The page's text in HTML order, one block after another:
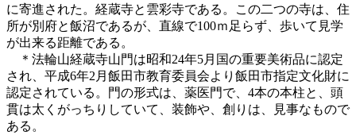
に寄進された。経蔵寺と雲彩寺である。この二つの寺は、住
所が別府と飯沼であるが、直線で100ｍ足らず、歩いて見学
が出来る距離である。
＊法輪山経蔵寺山門は昭和24年5月国の重要美術品に認定
され、平成6年2月飯田市教育委員会より飯田市指定文化財に
認定されている。門の形式は、薬医門で、4本の本柱と、頭
貫は太くがっちりしていて、装飾や、創りは、見事なもので
ある。